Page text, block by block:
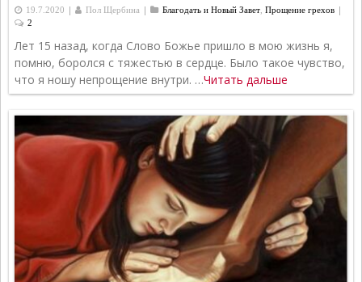
19.7.2020 | Пол Щербина | Благодать и Новый Завет Прощение грехов |
2
Лет 15 назад, когда Слово Божье пришло в мою жизнь я,
помню, боролся с тяжестью в сердце. Было такое чувство,
что я ношу непрощение внутри. …Читать дальше